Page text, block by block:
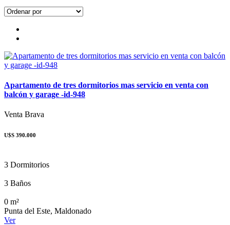
Apartamento de tres dormitorios mas servicio en venta con
balcón y garage -id-948
Venta Brava
U$S 390.000
3 Dormitorios
3 Baños
0 m²
Punta del Este, Maldonado
Ver